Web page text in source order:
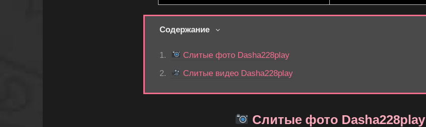
Содержание
Слитые фото Dasha228play
Слитые видео Dasha228play
Слитые фото Dasha228play